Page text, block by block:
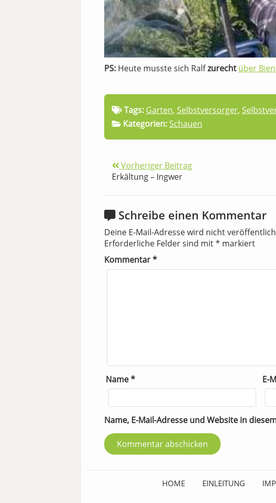
PS: Heute musste sich Ralfzurecht über
Tags: Garten, Selbstversorger,
Kategorien:Schauen
Vorheriger Beitrag
Erkältung – Ingwer
Schreibe einen Kommentar
Deine E-Mail-Adresse wird nicht
Erforderliche Felder sind mit* markiert
Kommentar*
Name* E-
Name, E-Mail-Adresse und Website in
HOME EINLEITUNG